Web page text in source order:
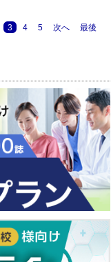
3 4 5 次へ 最後